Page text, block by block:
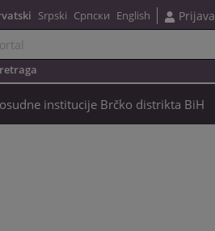
Srpski Српски English Prijava
institucije Brčko distrikta BiH